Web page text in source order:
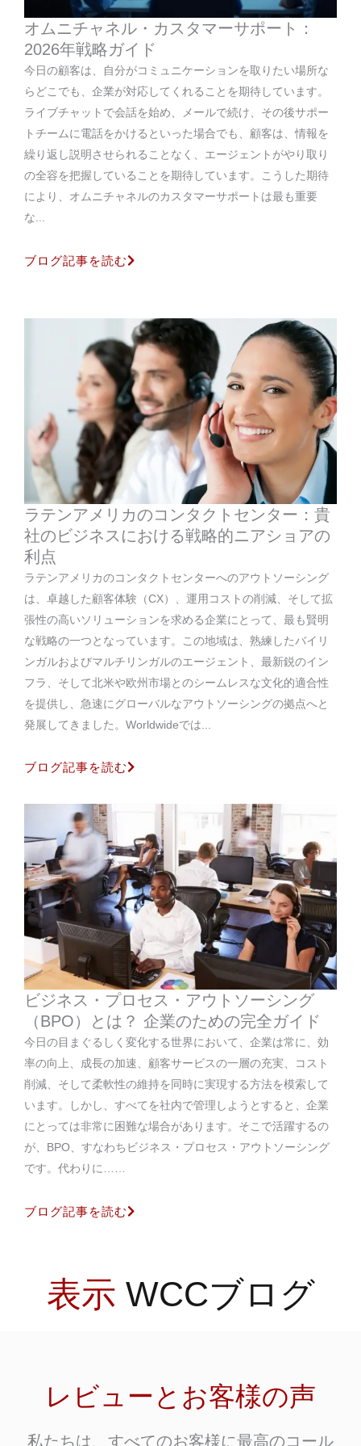
オムニチャネル・カスタマーサポート：
2026年戦略ガイド
今日の顧客は、自分がコミュニケーションを取りたい場所な
らどこでも、企業が対応してくれることを期待しています。
ライブチャットで会話を始め、メールで続け、その後サポー
トチームに電話をかけるといった場合でも、顧客は、情報を
繰り返し説明させられることなく、エージェントがやり取り
の全容を把握していることを期待しています。こうした期待
により、オムニチャネルのカスタマーサポートは最も重要
な...
ブログ記事を読む
ラテンアメリカのコンタクトセンター：貴
社のビジネスにおける戦略的ニアショアの
利点
ラテンアメリカのコンタクトセンターへのアウトソーシング
は、卓越した顧客体験（CX）、運用コストの削減、そして拡
張性の高いソリューションを求める企業にとって、最も賢明
な戦略の一つとなっています。この地域は、熟練したバイリ
ンガルおよびマルチリンガルのエージェント、最新鋭のイン
フラ、そして北米や欧州市場とのシームレスな文化的適合性
を提供し、急速にグローバルなアウトソーシングの拠点へと
発展してきました。Worldwideでは...
ブログ記事を読む
ビジネス・プロセス・アウトソーシング
（BPO）とは？ 企業のための完全ガイド
今日の目まぐるしく変化する世界において、企業は常に、効
率の向上、成長の加速、顧客サービスの一層の充実、コスト
削減、そして柔軟性の維持を同時に実現する方法を模索して
います。しかし、すべてを社内で管理しようとすると、企業
にとっては非常に困難な場合があります。そこで活躍するの
が、BPO、すなわちビジネス・プロセス・アウトソーシング
です。代わりに……
ブログ記事を読む
表示 WCCブログ
レビューとお客様の声
私たちは、すべてのお客様に最高のコール